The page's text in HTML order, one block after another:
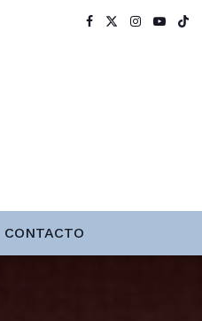
CONTACTO